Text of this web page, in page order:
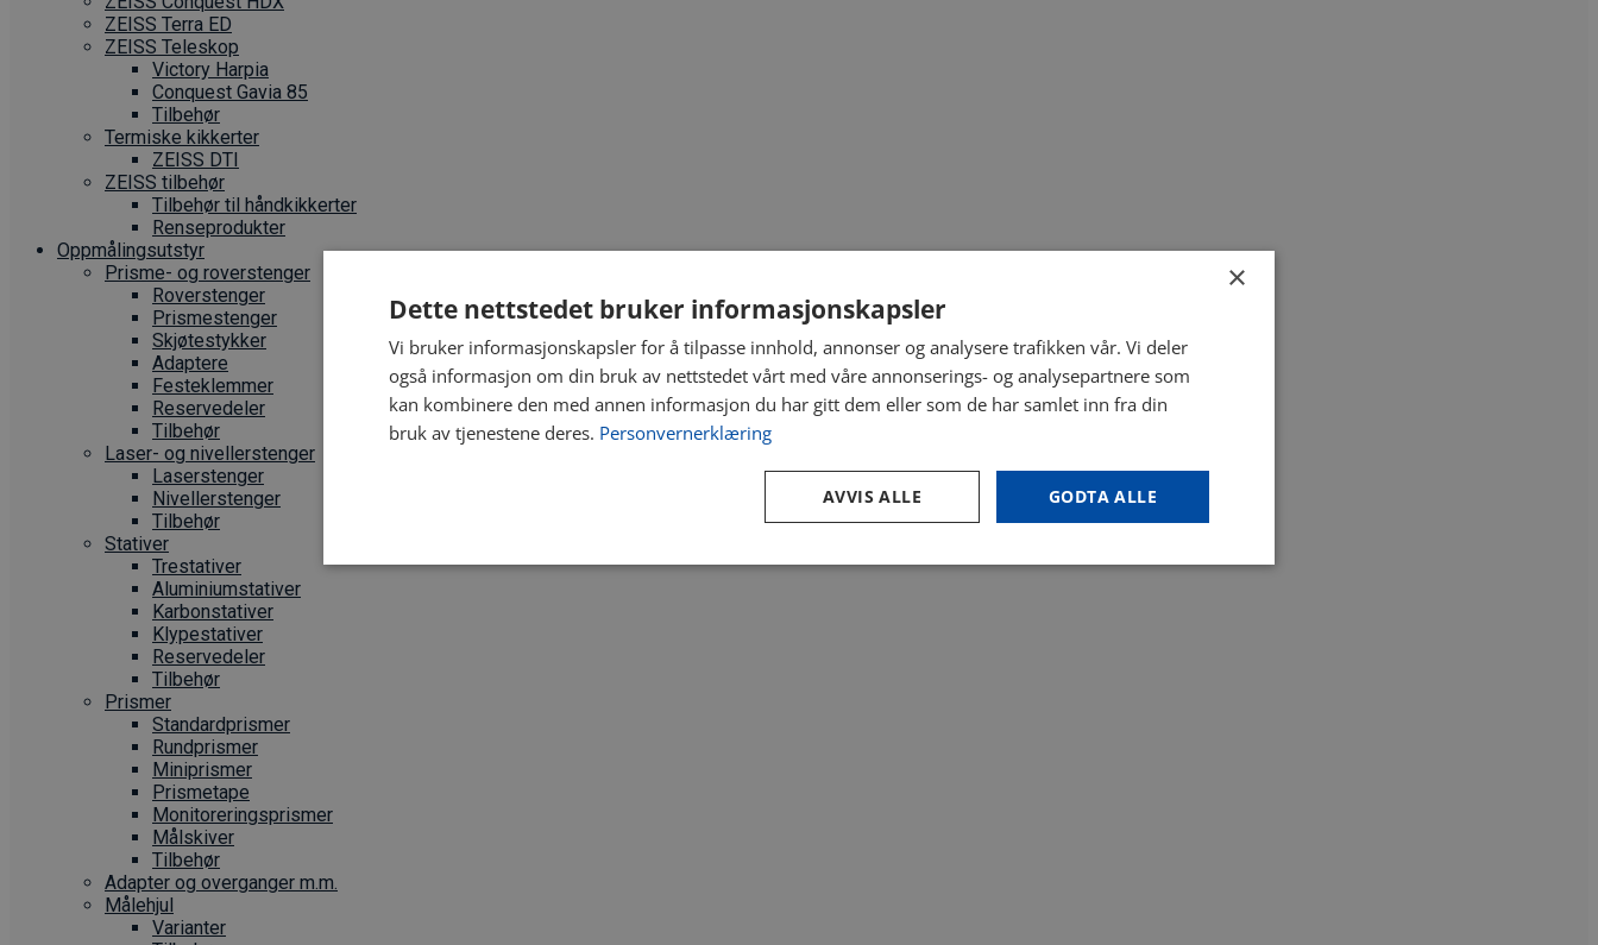
ZEISS Terra ED
ZEISS Teleskop
Victory Harpia
Conquest Gavia 85
Tilbehør
Termiske kikkerter
ZEISS DTI
ZEISS tilbehør
Tilbehør til håndkikkerter
Renseprodukter
Oppmålings­utstyr
Prisme- og roverstenger
Roverstenger
Prismestenger
Skjøtestykker
Adaptere
Festeklemmer
Reservedeler
Tilbehør
Laser- og nivellerstenger
Laserstenger
Nivellerstenger
Tilbehør
Stativer
Trestativer
Aluminiumstativer
Karbonstativer
Klypestativer
Reservedeler
Tilbehør
Prismer
Standardprismer
Rundprismer
Miniprismer
Prismetape
Monitoreringsprismer
Målskiver
Tilbehør
Adapter og overganger m.m.
Målehjul
Varianter
×
Dette nettstedet bruker informasjonskapsler
Vi bruker informasjonskapsler for å tilpasse innhold, annonser og analysere trafikken vår. Vi deler
også informasjon om din bruk av nettstedet vårt med våre annonserings- og analysepartnere som
kan kombinere den med annen informasjon du har gitt dem eller som de har samlet inn fra din
bruk av tjenestene deres. Personvernerklæring
GODTA ALLE
AVVIS ALLE